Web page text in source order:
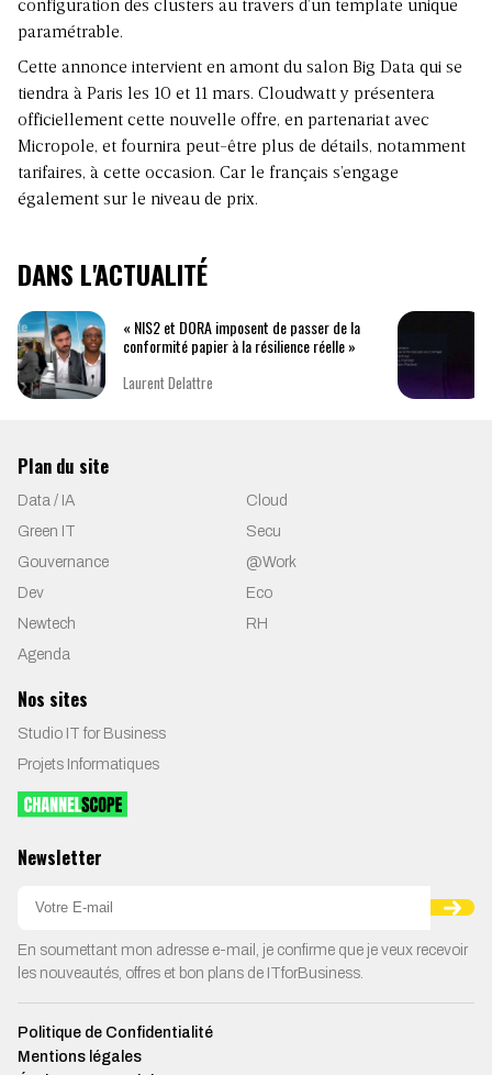
configuration des clusters au travers d’un template unique
paramétrable.
Cette annonce intervient en amont du salon Big Data qui se
tiendra à Paris les 10 et 11 mars. Cloudwatt y présentera
officiellement cette nouvelle offre, en partenariat avec
Micropole, et fournira peut-être plus de détails, notamment
tarifaires, à cette occasion. Car le français s’engage
également sur le niveau de prix.
DANS L'ACTUALITÉ
« NIS2 et DORA imposent de passer de la
conformité papier à la résilience réelle »
Laurent Delattre
Plan du site
Data / IA
Cloud
Green IT
Secu
Gouvernance
@Work
Dev
Eco
Newtech
RH
Agenda
Nos sites
Studio IT for Business
Projets Informatiques
Newsletter
En soumettant mon adresse e-mail, je confirme que je veux recevoir
les nouveautés, offres et bon plans de ITforBusiness.
Politique de Confidentialité
Mentions légales